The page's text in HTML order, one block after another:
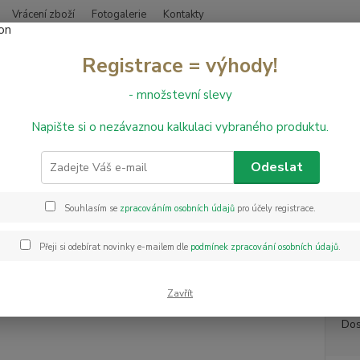
Vrácení zboží Fotogalerie Kontakty
Hledat
Obvodové lišty Komponenty k obvod. liště MD60 - vnější roh
k obvod. liště MD60 -
Registrace = výhody!
- množstevní slevy
Napište si o nezávaznou kalkulaci vybraného produktu.
Odeslat
Souhlasím se zpracováním osobních údajůpro účely registrace.
Přeji si odebírat novinky e-mailem dle podmínek zpracování osobních údajů.
Zavřít